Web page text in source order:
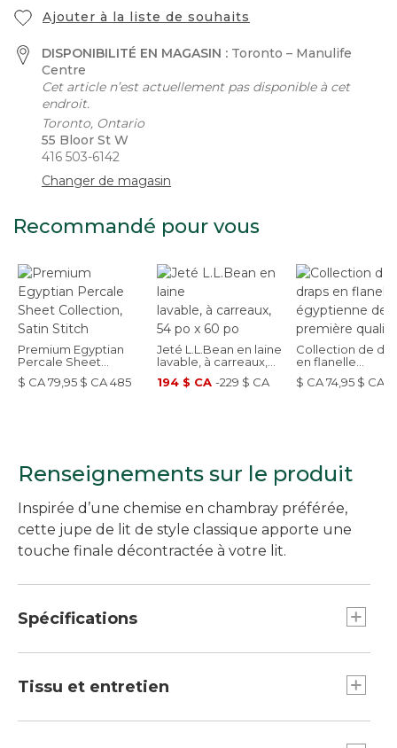
Ajouter à la liste de souhaits
DISPONIBILITÉ EN MAGASIN : Toronto – Manulife
Centre
Cet article n’est actuellement pas disponible à cet
endroit.
Toronto, Ontario
55 Bloor St W
416 503-6142
Changer de magasin
Recommandé pour vous
Premium Egyptian
Percale Sheet
Collection, Satin
Stitch
$ CA 79,95 $ CA 485
Jeté L.L.Bean en laine
lavable, à carreaux,
54 po x 60 po
194 $ CA -229 $ CA
Collection de
en flanelle
égyptienne de
première qualité
$ CA 74,95 $ CA
Renseignements sur le produit
Inspirée d’une chemise en chambray préférée,
cette jupe de lit de style classique apporte une
touche finale décontractée à votre lit.
Spécifications
Dimensions : 60 po l. x 80 po L.
Tissu et entretien